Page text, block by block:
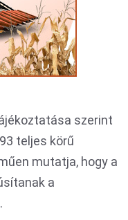
szerint
teljes körű
mutatja, hogy a
a